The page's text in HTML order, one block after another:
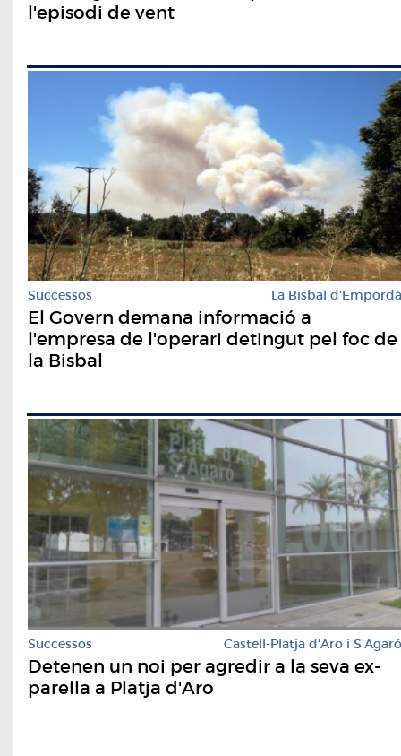
l'episodi de vent
Successos La Bisbal d'Empordà
El Govern demana informació a
l'empresa de l'operari detingut pel foc de
la Bisbal
Successos Castell-Platja d'Aro i S'Agaró
Detenen un noi per agredir a la seva ex-
parella a Platja d'Aro